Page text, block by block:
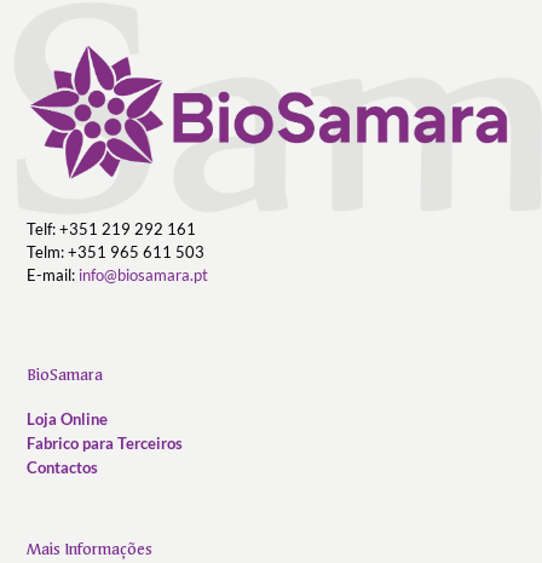
Telf: +351 219 292 161
Telm: +351 965 611 503
E-mail: info@biosamara.pt
BioSamara
Loja Online
Fabrico para Terceiros
Contactos
Mais Informações